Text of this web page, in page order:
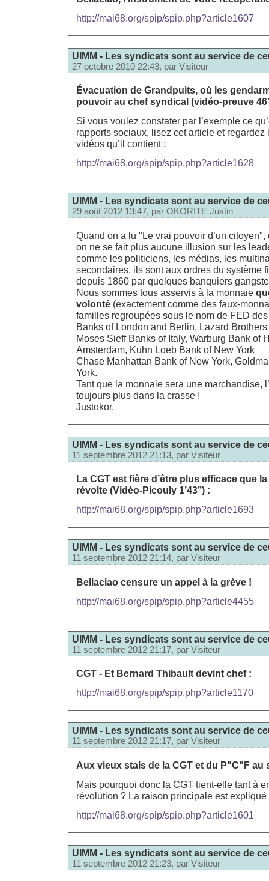
http://mai68.org/spip/spip.php?article1607
UIMM - Les syndicats sont au service de
27 octobre 2010 22:43, par Visiteur
Évacuation de Grandpuits, où les
pouvoir au chef syndical (vidéo-preuve
Si vous voulez constater par l’exemple ce
rapports sociaux, lisez cet article et regardez
vidéos qu’il contient :
http://mai68.org/spip/spip.php?article1628
UIMM - Les syndicats sont au service de
29 août 2012 13:47, par OKORITE Justin
Quand on a lu "Le vrai pouvoir d’un citoyen",
on ne se fait plus aucune illusion sur les
comme les politiciens, les médias, les
secondaires, ils sont aux ordres du système
depuis 1860 par quelques banquiers
Nous sommes tous asservis à la monnaie
volonté (exactement comme des faux-
familles regroupées sous le nom de FED
Banks of London and Berlin, Lazard
Moses Sieff Banks of Italy, Warburg Bank of
Amsterdam, Kuhn Loeb Bank of New York
Chase Manhattan Bank of New York,
York.
Tant que la monnaie sera une marchandise,
toujours plus dans la crasse !
Justokor.
UIMM - Les syndicats sont au service de
11 septembre 2012 21:13, par Visiteur
La CGT est fière d’être plus efficace que
révolte (Vidéo-Picouly 1’43’’) :
http://mai68.org/spip/spip.php?article1693
UIMM - Les syndicats sont au service de
11 septembre 2012 21:14, par Visiteur
Bellaciao censure un appel à la grève !
http://mai68.org/spip/spip.php?article4455
UIMM - Les syndicats sont au service de
11 septembre 2012 21:17, par Visiteur
CGT - Et Bernard Thibault devint chef :
http://mai68.org/spip/spip.php?article1170
UIMM - Les syndicats sont au service de
11 septembre 2012 21:17, par Visiteur
Aux vieux stals de la CGT et du P"C"F au
Mais pourquoi donc la CGT tient-elle tant à
révolution ? La raison principale est
http://mai68.org/spip/spip.php?article1601
UIMM - Les syndicats sont au service de
11 septembre 2012 21:23, par Visiteur